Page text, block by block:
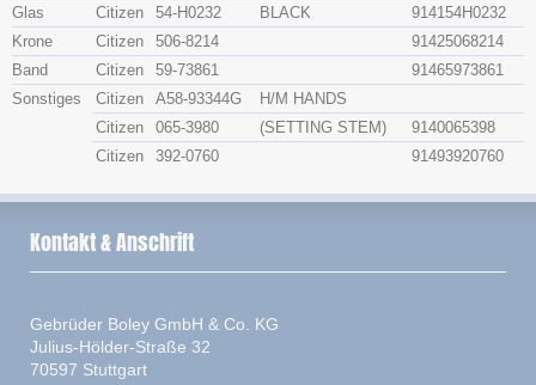
Glas Citizen 54-H0232 BLACK
914154H0232
Krone
Citizen 506-8214
91425068214
Band
Citizen 59-73861
91465973861
Sonstiges
Citizen A58-93344G
H/M HANDS
Citizen
065-3980 (SETTING STEM)
9140065398
Citizen
392-0760 91493920760
Kontakt & Anschrift
Gebrüder Boley GmbH & Co. KG
Julius-Hölder-Straße 32
70597 Stuttgart